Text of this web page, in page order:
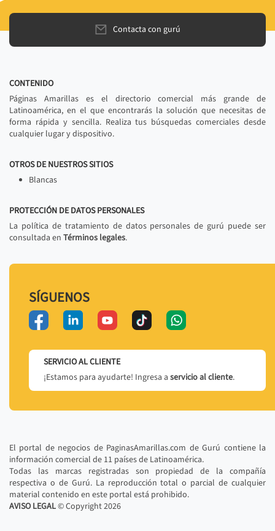
Contacta con gurú
CONTENIDO
Páginas Amarillas es el directorio comercial más grande de
Latinoamérica, en el que encontrarás la solución que necesitas de
forma rápida y sencilla. Realiza tus búsquedas comerciales desde
cualquier lugar y dispositivo.
OTROS DE NUESTROS SITIOS
Blancas
PROTECCIÓN DE DATOS PERSONALES
La política de tratamiento de datos personales de gurú puede ser
consultada en Términos legales.
SÍGUENOS
SERVICIO AL CLIENTE
¡Estamos para ayudarte! Ingresa a servicio al cliente.
El portal de negocios de PaginasAmarillas.com de Gurú contiene la
información comercial de 11 países de Latinoamérica.
Todas las marcas registradas son propiedad de la compañía
respectiva o de Gurú. La reproducción total o parcial de cualquier
material contenido en este portal está prohibido.
AVISO LEGAL© Copyright2026